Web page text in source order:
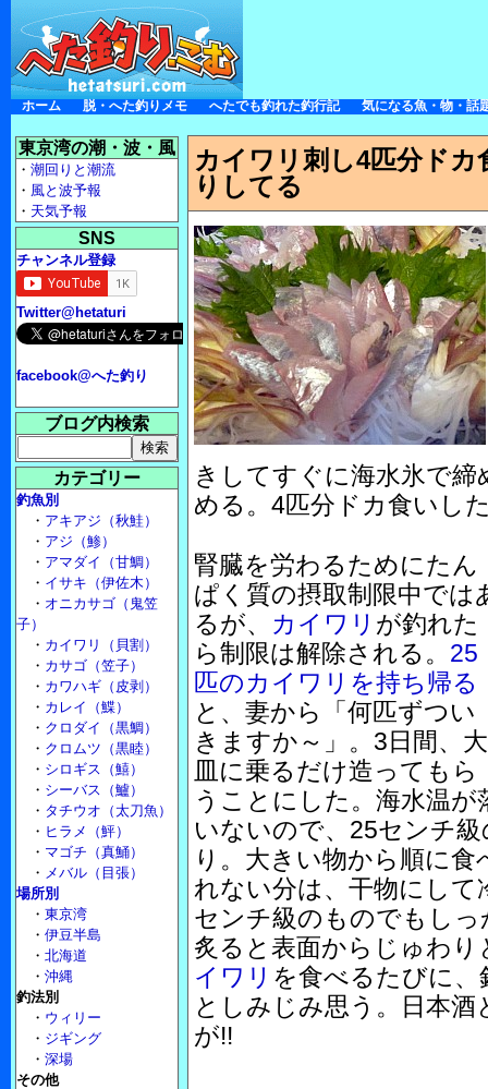
ホーム 脱・へた釣りメモ へたでも釣れた釣行記 気になる魚・物・話
カイワリ刺し4匹分ド
りしてる
きしてすぐに海水氷で
める。4匹分ドカ食いし
腎臓を労わるためにたん
ぱく質の摂取制限中では
るが、
カイワリ が釣れた
ら制限は解除される。 25
匹のカイワリを持ち帰る
と、妻から「何匹ずつい
きますか～」。3日間、大
皿に乗るだけ造ってもら
うことにした。海水温
いないので、25センチ級
り。大きい物から順に
れない分は、干物にし
センチ級のものでもし
炙ると表面からじゅわ
イワリ を食べるたびに
としみじみ思う。日本
が!!
東京湾の潮・波・風
・ 潮回りと潮流
・ 風と波予報
・ 天気予報
SNS
チャンネル登録
Twitter@hetaturi
facebook@へた釣り
ブログ内検索
カテゴリー
釣魚別
・ アキアジ（秋鮭）
・ アジ（鯵）
・ アマダイ（甘鯛）
・ イサキ（伊佐木）
・ オニカサゴ（鬼笠
子）
・ カイワリ（貝割）
・ カサゴ（笠子）
・ カワハギ（皮剥）
・ カレイ（鰈）
・ クロダイ（黒鯛）
・ クロムツ（黒睦）
・ シロギス（鱚）
・ シーバス（鱸）
・ タチウオ（太刀魚）
・ ヒラメ（鮃）
・ マゴチ（真鯒）
・ メバル（目張）
場所別
・ 東京湾
・ 伊豆半島
・ 北海道
・ 沖縄
釣法別
・ ウィリー
・ ジギング
・ 深場
その他